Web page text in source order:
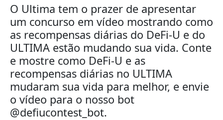
O Ultima tem o prazer de apresentar
um concurso em vídeo mostrando como
as recompensas diárias do DeFi-U e do
ULTIMA estão mudando sua vida. Conte
e mostre como DeFi-U e as
recompensas diárias no ULTIMA
mudaram sua vida para melhor, e envie
o vídeo para o nosso bot
@defiucontest_bot.